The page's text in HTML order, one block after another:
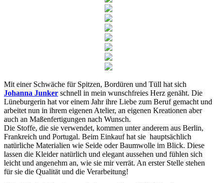
Mit einer Schwäche für Spitzen, Bordüren und Tüll hat sich
Johanna Junker schnell in mein wunschfreies Herz genäht. Die
Lüneburgerin hat vor einem Jahr ihre Liebe zum Beruf gemacht und
arbeitet nun in ihrem eigenen Atelier, an eigenen Kreationen aber
auch an Maßenfertigungen nach Wunsch.
Die Stoffe, die sie verwendet, kommen unter anderem aus Berlin,
Frankreich und Portugal. Beim Einkauf hat sie hauptsächlich
natürliche Materialien wie Seide oder Baumwolle im Blick. Diese
lassen die Kleider natürlich und elegant aussehen und fühlen sich
leicht und angenehm an, wie sie mir verrät. An erster Stelle stehen
für sie die Qualität und die Verarbeitung!